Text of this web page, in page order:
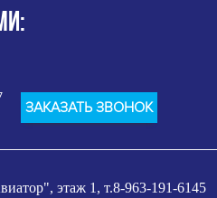
ЗАКАЗАТЬ ЗВОНОК
этаж 1, т.8-963-191-6145